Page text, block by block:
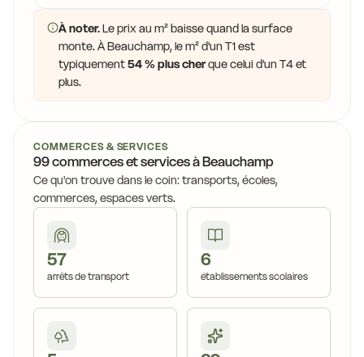
À noter.Le prix au m² baisse quand la surface
monte. À Beauchamp, le m² d'un T1 est
typiquement54 % plus cherque celui d'un T4 et
plus.
COMMERCES & SERVICES
99 commerces et services à Beauchamp
Ce qu'on trouve dans le coin: transports, écoles,
commerces, espaces verts.
57
arrêts de transport
6
établissements scolaires